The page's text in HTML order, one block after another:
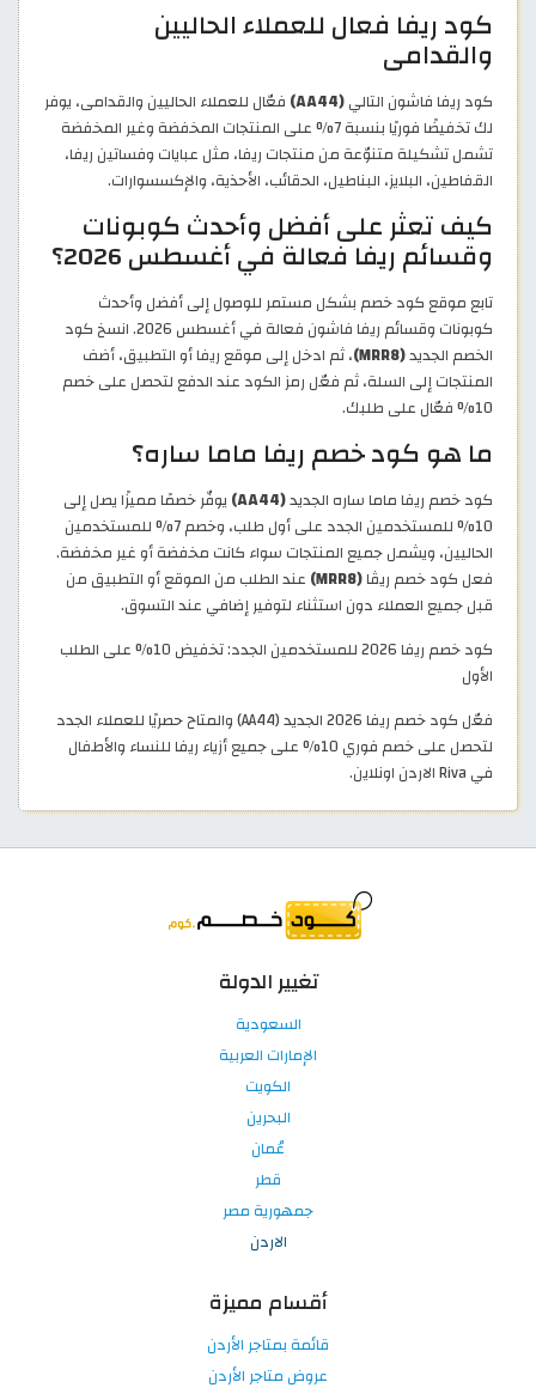
كود ريفا فعال للعملاء الحاليين
والقدامى
كود ريفا فاشون التالي(AA44)
فعّال للعملاء الحاليين والقدامى، يوفر
لك تخفيضًا فوريًا بنسبة 7% على المنتجات المخفضة وغير المخفضة
تشمل تشكيلة متنوّعة من منتجات ريفا، مثل عبايات وفساتين ريفا،
القفاطين، البلايز، البناطيل، الحقائب، الأحذية، والإكسسوارات.
كيف تعثر على أفضل وأحدث كوبونات
وقسائم ريفا فعالة في أغسطس 2026؟
تابع موقع كود خصم بشكل مستمر للوصول إلى أفضل وأحدث
كوبونات وقسائم ريفا فاشون فعالة في أغسطس 2026. انسخ كود
الخصم الجديد(MRR8)
، ثم ادخل إلى موقع ريفا أو التطبيق، أضف
المنتجات إلى السلة، ثم فعّل رمز الكود عند الدفع لتحصل على خصم
10% فعّال على طلبك.
ما هو كود خصم ريفا ماما ساره؟
كود خصم ريفا ماما ساره الجديد(AA44)
يوفّر خصمًا مميزًا يصل إلى
10% للمستخدمين الجدد على أول طلب، وخصم 7% للمستخدمين
الحاليين، ويشمل جميع المنتجات سواء كانت مخفضة أو غير مخفضة.
فعل كود خصم ريڤا(MRR8)
عند الطلب من الموقع أو التطبيق من
قبل جميع العملاء دون استثناء لتوفير إضافي عند التسوق.
كود خصم ريفا 2026 للمستخدمين الجدد: تخفيض 10% على الطلب
الأول
فعّل كود خصم ريفا 2026 الجديد (AA44) والمتاح حصريًا للعملاء الجدد
لتحصل على خصم فوري 10% على جميع أزياء ريفا للنساء والأطفال
في Riva الاردن اونلاين.
تغيير الدولة
السعودية
الإمارات العربية
الكويت
البحرين
عُمان
قطر
جمهورية مصر
الاردن
أقسام مميزة
قائمة بمتاجر الأردن
عروض متاجر الأردن